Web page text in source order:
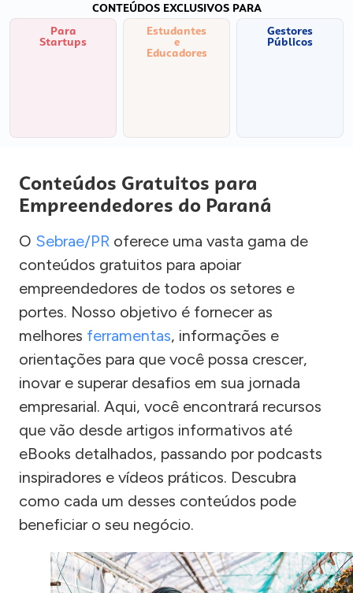
CONTEÚDOS EXCLUSIVOS PARA
Para
Startups
Estudantes
e
Educadores
Gestores
Públicos
Conteúdos Gratuitos para
Empreendedores do Paraná
O Sebrae/PR oferece uma vasta gama de
conteúdos gratuitos para apoiar
empreendedores de todos os setores e
portes. Nosso objetivo é fornecer as
melhores ferramentas, informações e
orientações para que você possa crescer,
inovar e superar desafios em sua jornada
empresarial. Aqui, você encontrará recursos
que vão desde artigos informativos até
eBooks detalhados, passando por podcasts
inspiradores e vídeos práticos. Descubra
como cada um desses conteúdos pode
beneficiar o seu negócio.